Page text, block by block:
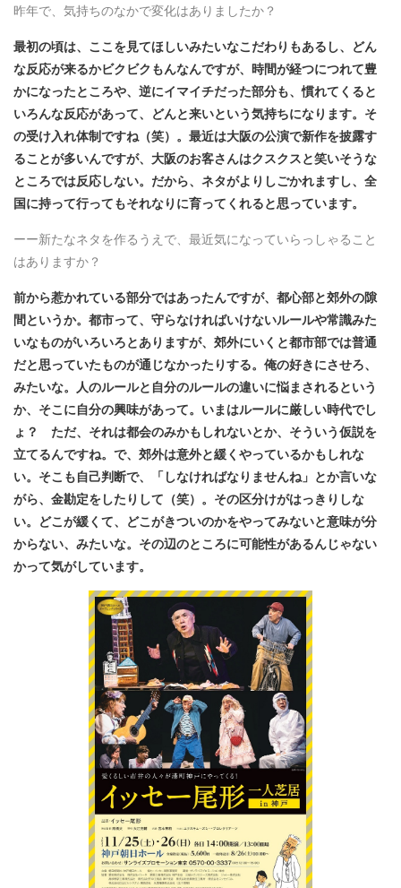
昨年で、気持ちのなかで変化はありましたか？
最初の頃は、ここを見てほしいみたいなこだわりもあるし、どん
な反応が来るかビクビクもんなんですが、時間が経つにつれて豊
かになったところや、逆にイマイチだった部分も、慣れてくると
いろんな反応があって、どんと来いという気持ちになります。そ
の受け入れ体制ですね（笑）。最近は大阪の公演で新作を披露す
ることが多いんですが、大阪のお客さんはクスクスと笑いそうな
ところでは反応しない。だから、ネタがよりしごかれますし、全
国に持って行ってもそれなりに育ってくれると思っています。
ーー新たなネタを作るうえで、最近気になっていらっしゃること
はありますか？
前から惹かれている部分ではあったんですが、都心部と郊外の隙
間というか。都市って、守らなければいけないルールや常識みた
いなものがいろいろとありますが、郊外にいくと都市部では普通
だと思っていたものが通じなかったりする。俺の好きにさせろ、
みたいな。人のルールと自分のルールの違いに悩まされるという
か、そこに自分の興味があって。いまはルールに厳しい時代でし
ょ？ ただ、それは都会のみかもしれないとか、そういう仮説を
立てるんですね。で、郊外は意外と緩くやっているかもしれな
い。そこも自己判断で、「しなければなりませんね」とか言いな
がら、金勘定をしたりして（笑）。その区分けがはっきりしな
い。どこが緩くて、どこがきついのかをやってみないと意味が分
からない、みたいな。その辺のところに可能性があるんじゃない
かって気がしています。